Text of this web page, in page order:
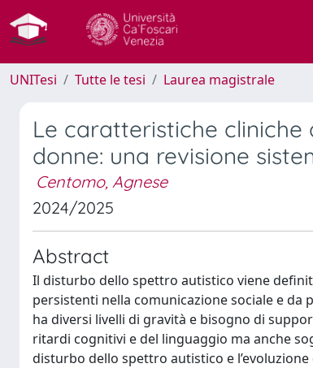
UNITesi Tutte le tesi Laurea magistrale
Le caratteristiche
donne: una revisione
Centomo, Agnese
2024/2025
Abstract
Il disturbo dello spettro autistico viene
persistenti nella comunicazione sociale e
ha diversi livelli di gravità e bisogno di
ritardi cognitivi e del linguaggio ma anche
disturbo dello spettro autistico e